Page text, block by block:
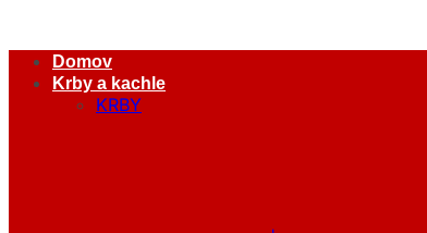
Domov
Krby a kachle
KRBY